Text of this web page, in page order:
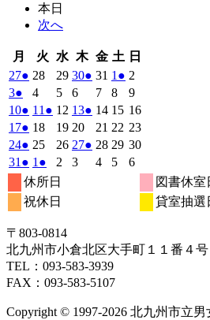
本日
次へ
月
曜
日
火 火
曜
日
水 水
曜
日
木木
曜
日
金金
曜
日
土 土
曜
日
日
272026
年
7
月
27
日
● (1
件
の
イ
ベ
ン
ト)
282026
7
月
日
292026
年
7
月
29
日
302026
7
月
30
日
● (1
件
の
イ
ベ
ン
31 2026
年
7
月
31
日
1 2026
年
8
月
1
日
● (1
件
の
イ
ベ
ン
ト)
2
年
8
月
2
日
32026
年
8
月
3
日
●
件
の
イ
ベ
ン
ト)
42026
年
8
月
4
日
52026
年
8
月
5
日
62026
年
8
月
6
日
72026
年
8
月
7
日
82026
年
8
月
8
日
92026
年
8
月
9
日
102026
年
8
月
10
日
● (1
件
の
イ
ベ
ン
ト)
11 2026
11
日
● (1
件
の
イ
ベ
ン
ト)
12 2026
年
8
月
12
132026
年
8
月
● (1
件
の
イ
142026
年
8
月
14
152026
年
8
月
15
162026
8
16
172026
年
8
月
17
日
● (1
件
の
イ
ベ
ン
182026
月
18
日
192026
年
8
202026
年
21 2026
年
8
22 2026
年
232026
年
月
242026
年
8
月
24
● (1
件
の
イ
ベ
ト)
252026
年
8
月
25
262026
年
272026
● (1
件
ト)
282026
年
292026
年
302026
8
月
31 2026
年
8
月
日
● (1
件
の
イ
ベ
ン
ト)
1 2026
年
9
月
日
●
件
の
イ
ベ
ン
ト)
2 2026
日
32026
42026
52026
62026
年
9
休所日
図書休室
祝休日
貸室抽選
〒803‐0814
北九州市小倉北区大手町１１番４号
TEL：093‐583‐3939
FAX：093‐583‐5107
Copyright © 1997‐2026 北九州市立